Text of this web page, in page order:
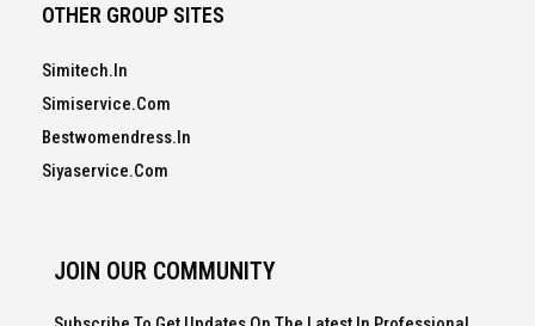
OTHER GROUP SITES
Simitech.in
Simiservice.com
Bestwomendress.in
Siyaservice.com
JOIN OUR COMMUNITY